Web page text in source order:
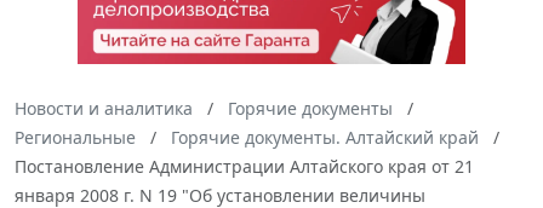
Новости и аналитика
Горячие документы
Региональные
Горячие документы. Алтайский край
Постановление Администрации Алтайского края от 21
января 2008 г. N 19 "Об установлении величины